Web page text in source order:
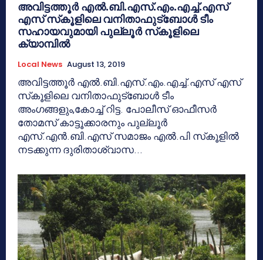
അവിട്ടത്തൂര്‍ എല്‍.ബി.എസ്.എം.എച്ച്.എസ്
എസ് സ്‌കൂളിലെ വനിതാഫുട്ബോള്‍ ടീം
സഹായവുമായി പുല്ലൂര്‍ സ്‌കൂളിലെ
ക്യാമ്പില്‍
Local News August 13, 2019
അവിട്ടത്തൂര്‍ എല്‍.ബി.എസ്.എം.എച്ച്.എസ് എസ്
സ്‌കൂളിലെ വനിതാഫുട്ബോള്‍ ടീം
അംഗങ്ങളും,കോച്ച് റിട്ട. പോലീസ് ഓഫീസര്‍
തോമസ് കാട്ടൂക്കാരനും പുല്ലൂര്‍
എസ്.എന്‍.ബി.എസ് സമാജം എല്‍.പി സ്‌കൂളില്‍
നടക്കുന്ന ദുരിതാശ്വാസ...